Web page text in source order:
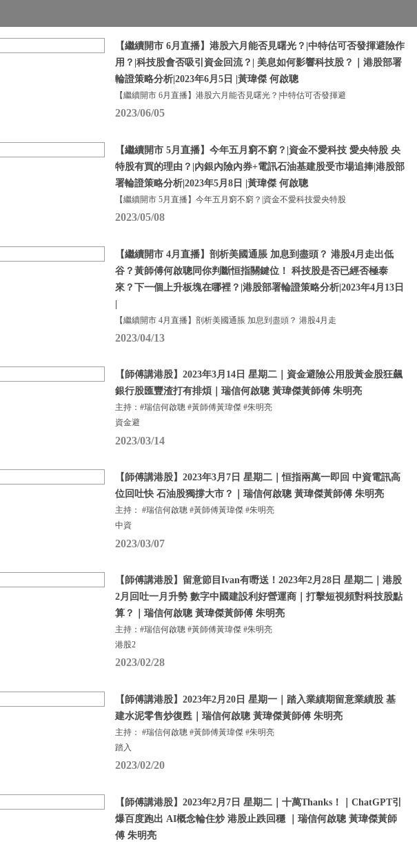
【繼續開市 6月直播】港股六月能否見曙光？|中特估可否發揮避險作
用？|科技股會否吸引資金回流？| 美息如何影響科技股？｜港股部署
輪證策略分析|2023年6月5日 |黃瑋傑 何啟聰
【繼續開市 6月直播】港股六月能否見曙光？|中特估可否發揮避
2023/06/05
【繼續開市 5月直播】今年五月窮不窮？|資金不愛科技 愛央特股 央
特股有買的理由？|內銀內險內券+電訊石油基建股受市場追捧|港股部
署輪證策略分析|2023年5月8日 |黃瑋傑 何啟聰
【繼續開市 5月直播】今年五月窮不窮？|資金不愛科技愛央特股
2023/05/08
【繼續開市 4月直播】剖析美國通脹 加息到盡頭？ 港股4月走出低
谷？黃師傅何啟聰同你判斷恒指關鍵位！ 科技股是否已經否極泰
來？下一個上升板塊在哪裡？|港股部署輪證策略分析|2023年4月13日
|
【繼續開市 4月直播】剖析美國通脹 加息到盡頭？ 港股4月走
2023/04/13
【師傅講港股】2023年3月14日 星期二｜資金避險公用股黃金股狂飆
銀行股匯豐渣打有排煩｜瑞信何啟聰 黃瑋傑黃師傅 朱明亮
主持：#瑞信何啟聰 #黃師傅黃瑋傑 #朱明亮
資金避
2023/03/14
【師傅講港股】2023年3月7日 星期二｜恒指兩萬一即回 中資電訊高
位回吐快 石油股獨撐大市？｜瑞信何啟聰 黃瑋傑黃師傅 朱明亮
主持： #瑞信何啟聰 #黃師傅黃瑋傑 #朱明亮
中資
2023/03/07
【師傅講港股】留意節目Ivan有嘢送！2023年2月28日 星期二｜港股
2月回吐一月升勢 數字中國建設利好營運商｜打擊短視頻對科技股點
算？｜瑞信何啟聰 黃瑋傑黃師傅 朱明亮
主持：#瑞信何啟聰 #黃師傅黃瑋傑 #朱明亮
港股2
2023/02/28
【師傅講港股】2023年2月20日 星期一｜踏入業績期留意業績股 基
建水泥零售炒復甦｜瑞信何啟聰 黃瑋傑黃師傅 朱明亮
主持： #瑞信何啟聰 #黃師傅黃瑋傑 #朱明亮
踏入
2023/02/20
【師傅講港股】2023年2月7日 星期二｜十萬Thanks！｜ChatGPT引
爆百度跑出 AI概念輪住炒 港股止跌回穩 ｜瑞信何啟聰 黃瑋傑黃師
傅 朱明亮